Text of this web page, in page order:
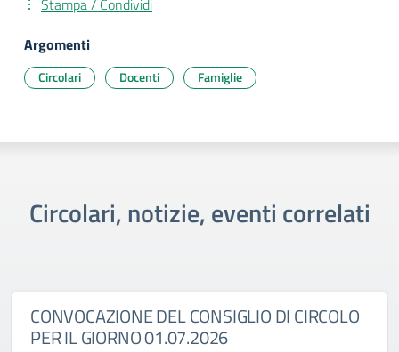
Stampa / Condividi
Argomenti
Circolari Docenti Famiglie
Circolari, notizie, eventi correlati
CONVOCAZIONE DEL CONSIGLIO DI CIRCOLO
PER IL GIORNO 01.07.2026